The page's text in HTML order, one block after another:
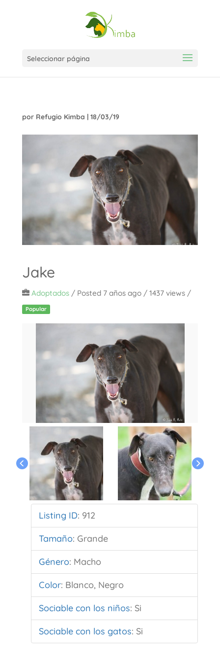
Seleccionar página
por Refugio Kimba | 18/03/19
Jake
Adoptados/ Posted 7 años ago/ 1437 views /
Popular
Listing ID: 912
Tamaño: Grande
Género: Macho
Color: Blanco, Negro
Sociable con los niños: Si
Sociable con los gatos: Si